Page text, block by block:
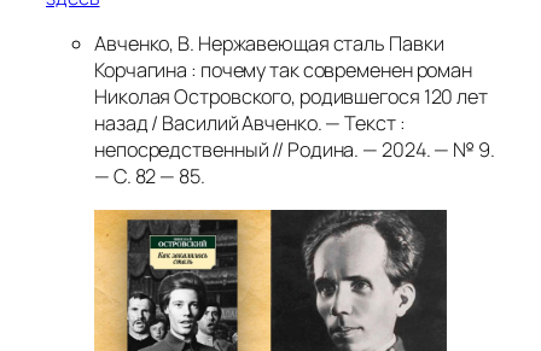
Авченко, В. Нержавеющая сталь Павки
Корчагина : почему так современен роман
Николая Островского, родившегося 120 лет
назад / Василий Авченко. — Текст :
непосредственный // Родина. — 2024. — № 9.
— С. 82 — 85.